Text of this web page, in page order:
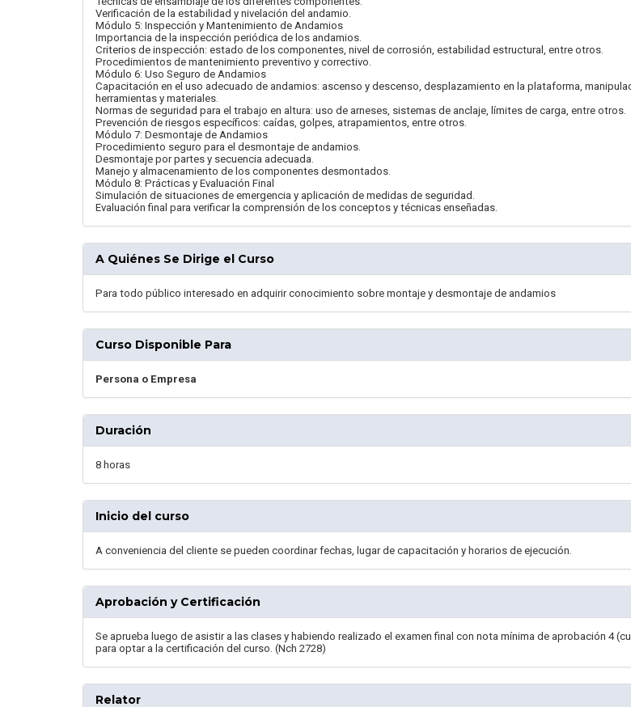
Verificación de la estabilidad y nivelación del andamio.
Módulo 5: Inspección y Mantenimiento de Andamios
Importancia de la inspección periódica de los andamios.
Criterios de inspección: estado de los componentes, nivel de corrosión, estabilidad estructural, entre otros.
Procedimientos de mantenimiento preventivo y correctivo.
Módulo 6: Uso Seguro de Andamios
Capacitación en el uso adecuado de andamios: ascenso y descenso, desplazamiento en la plataforma,
herramientas y materiales.
Normas de seguridad para el trabajo en altura: uso de arneses, sistemas de anclaje, límites de carga, entre otros.
Prevención de riesgos específicos: caídas, golpes, atrapamientos, entre otros.
Módulo 7: Desmontaje de Andamios
Procedimiento seguro para el desmontaje de andamios.
Desmontaje por partes y secuencia adecuada.
Manejo y almacenamiento de los componentes desmontados.
Módulo 8: Prácticas y Evaluación Final
Simulación de situaciones de emergencia y aplicación de medidas de seguridad.
Evaluación final para verificar la comprensión de los conceptos y técnicas enseñadas.
A Quiénes Se Dirige el Curso
Para todo público interesado en adquirir conocimiento sobre montaje y desmontaje de andamios
Curso Disponible Para
Persona o Empresa
Duración
8 horas
Inicio del curso
A conveniencia del cliente se pueden coordinar fechas, lugar de capacitación y horarios de ejecución.
Aprobación y Certificación
Se aprueba luego de asistir a las clases y habiendo realizado el examen final con nota mínima de aprobación 4
para optar a la certificación del curso. (Nch 2728)
Relator